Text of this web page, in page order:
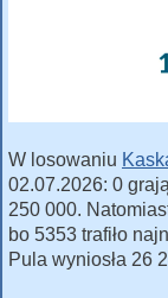
W losowaniu
02.07.2026: 0
250 000.
bo 5353 trafiło
Pula wyniosła 26